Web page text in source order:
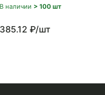
В наличии > 100 шт
385.12 ₽/шт